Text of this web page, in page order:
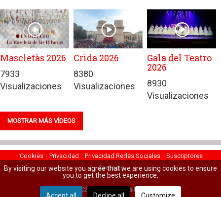
Mascletàs 2026
7933
Visualizaciones
Crida 2026
8380
Visualizaciones
Gala del Teatro
2026
8930
Visualizaciones
MOSTRAR MÁS VÍDEOS
Cookies Privacidad Privacidad Redes Sociales
Suscriptores
Contacto
© 2022 Actualidad Fallera.
By visiting our website you agree that we are using cookies to ensure
you to get the best experience.